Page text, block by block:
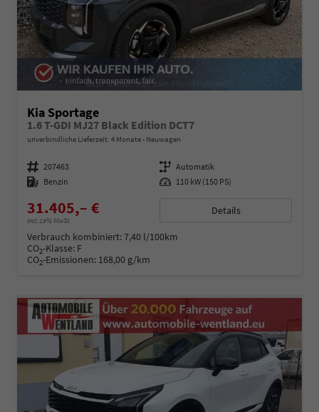
Kia Sportage
1.6 T-GDI MJ27 Black Edition DCT7
unverbindliche Lieferzeit: 4 Monate Neuwagen
Fahrzeugnummer 207463 Getriebe Automatik
Kraftstoff Benzin Leistung 110 kW (150 PS)
31.405,– €
incl. 19% MwSt.
Details
Verbrauch kombiniert:7,40 l/100km
CO2-Klasse: F
CO2-Emissionen: 168,00 g/km